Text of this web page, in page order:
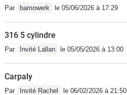
Par bamowerk le 05/06/2026 à 17:29
316 5 cylindre
Par Invité Lallan le 05/05/2026 à 13:00
Carpaly
Par Invité Rachel le 06/02/2026 à 21:50